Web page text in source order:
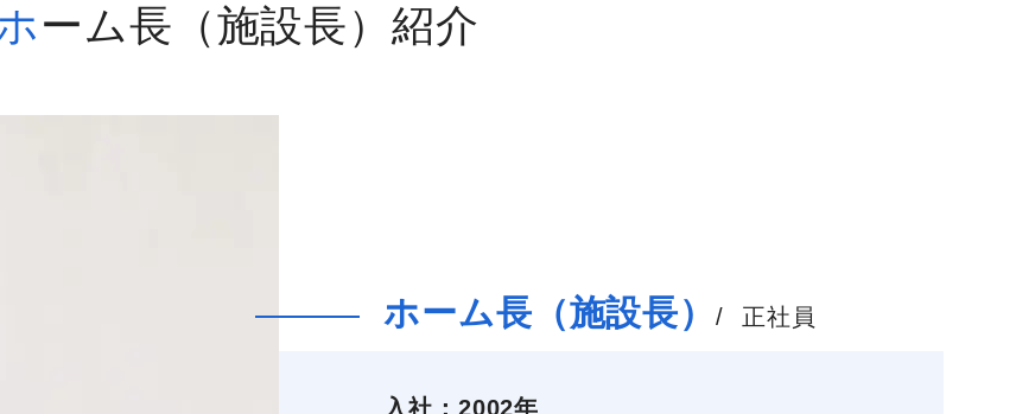
ホーム長（施設長）紹介
ホーム長（施設長）/ 正社員
入社： 2002年